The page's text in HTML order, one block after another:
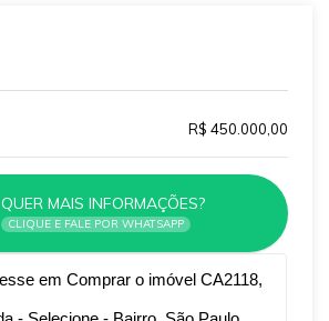
R$ 450.000,00
QUER MAIS INFORMAÇÕES?
CLIQUE E FALE POR WHATSAPP